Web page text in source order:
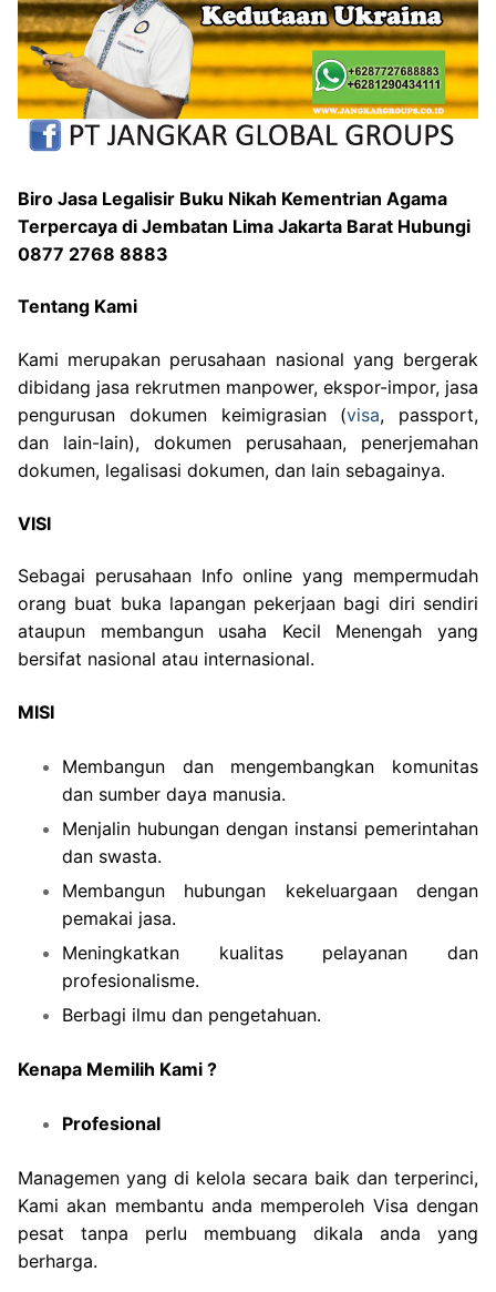
Biro Jasa Legalisir Buku Nikah Kementrian Agama
Terpercaya di Jembatan Lima Jakarta Barat Hubungi
0877 2768 8883
Tentang Kami
Kami merupakan perusahaan nasional yang bergerak
dibidang jasa rekrutmen manpower, ekspor-impor, jasa
pengurusan dokumen keimigrasian (visa, passport,
dan lain-lain), dokumen perusahaan, penerjemahan
dokumen, legalisasi dokumen, dan lain sebagainya.
VISI
Sebagai perusahaan Info online yang mempermudah
orang buat buka lapangan pekerjaan bagi diri sendiri
ataupun membangun usaha Kecil Menengah yang
bersifat nasional atau internasional.
MISI
Membangun dan mengembangkan komunitas
dan sumber daya manusia.
Menjalin hubungan dengan instansi pemerintahan
dan swasta.
Membangun hubungan kekeluargaan dengan
pemakai jasa.
Meningkatkan kualitas pelayanan dan
profesionalisme.
Berbagi ilmu dan pengetahuan.
Kenapa Memilih Kami ?
Profesional
Managemen yang di kelola secara baik dan terperinci,
Kami akan membantu anda memperoleh Visa dengan
pesat tanpa perlu membuang dikala anda yang
berharga.